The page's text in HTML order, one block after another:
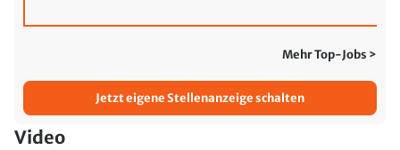
Mehr Top-Jobs >
Jetzt eigene Stellenanzeige schalten
Video